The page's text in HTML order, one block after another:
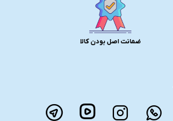
ضمانت اصل بودن کالا